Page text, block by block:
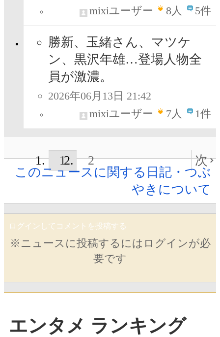
mixiユーザー
8人 5件
勝新、玉緒さん、マツケ
ン、黒沢年雄…登場人物全
員が激濃。
2026年06月13日 21:42
mixiユーザー
7人 1件
1 2
次
このニュースに関する日記・つぶ
やきについて
ログインしてコメントを投稿する
※ニュースに投稿するにはログインが必
要です
エンタメ ランキング